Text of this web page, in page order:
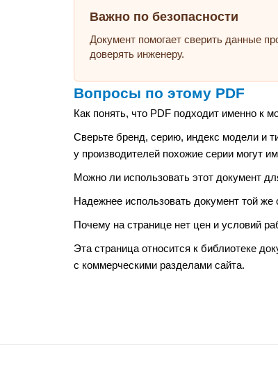
Важно по безопасности
Документ помогает сверить данные
доверять инженеру.
Вопросы по этому PDF
Как понять, что PDF подходит именно к
Сверьте бренд, серию, индекс модели и
у производителей похожие серии могут
Можно ли использовать этот документ
Надежнее использовать документ той
Почему на странице нет цен и условий
Эта страница относится к библиотеке
с коммерческими разделами сайта.